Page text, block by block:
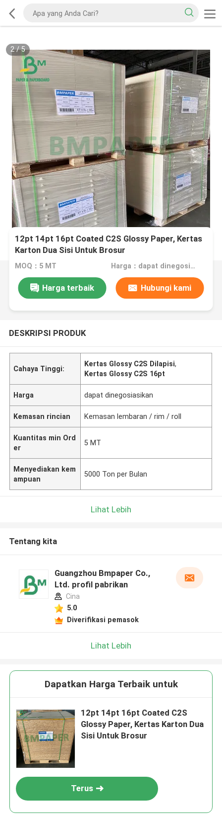
2/5
12pt 14pt 16pt Coated C2S Glossy Paper, Kertas
Karton Dua Sisi Untuk Brosur
MOQ：5 MT Harga：dapat dinegosiasikan
Harga terbaik Hubungi kami
DESKRIPSI PRODUK
Cahaya Tinggi:
Kertas Glossy C2S Dilapisi,
Kertas Glossy C2S 16pt
Harga dapat dinegosiasikan
Kemasan rincian Kemasan lembaran / rim / roll
Kuantitas min Ord
er
5 MT
Menyediakan kem
ampuan
5000 Ton per Bulan
Lihat Lebih
Tentang kita
Guangzhou Bmpaper Co.,
Ltd. profil pabrikan
Cina
5.0
Diverifikasi pemasok
Lihat Lebih
Dapatkan Harga Terbaik untuk
12pt 14pt 16pt Coated C2S
Glossy Paper, Kertas Karton Dua
Sisi Untuk Brosur
Terus